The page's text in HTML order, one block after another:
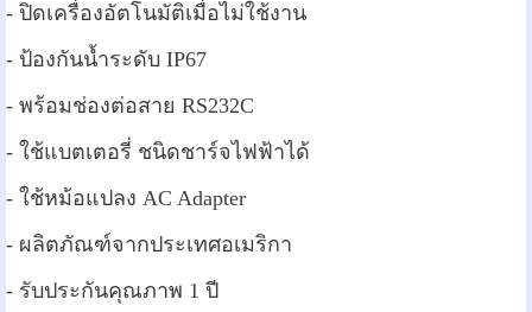
- ปิดเครื่องอัตโนมัติเมื่อไม่ใช้งาน
- ป้องกันน้ำระดับ IP67
- พร้อมช่องต่อสาย RS232C
- ใช้แบตเตอรี่ ชนิดชาร์จไฟฟ้าได้
- ใช้หม้อแปลง AC Adapter
- ผลิตภัณฑ์จากประเทศอเมริกา
- รับประกันคุณภาพ 1 ปี